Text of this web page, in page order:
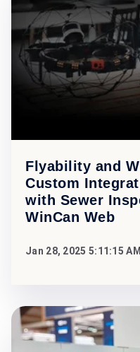
Flyability and
Custom
with Sewer
WinCan Web
Jan 28, 2025 5:11:15